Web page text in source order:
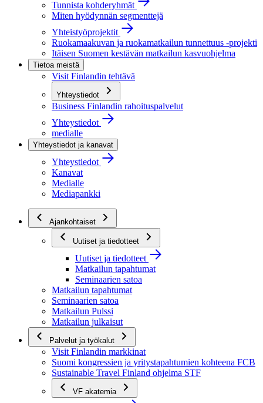
Tunnista kohderyhmät
Miten hyödynnän segmenttejä
Yhteistyöprojektit
Ruokamaakuvan ja ruokamatkailun tunnettuus -projekti
Itäisen Suomen kestävän matkailun kasvuohjelma
Tietoa meistä
Visit Finlandin tehtävä
Yhteystiedot
Business Finlandin rahoituspalvelut
Yhteystiedot
medialle
Yhteystiedot ja kanavat
Yhteystiedot
Kanavat
Medialle
Mediapankki
Ajankohtaiset
Uutiset ja tiedotteet
Uutiset ja tiedotteet
Matkailun tapahtumat
Seminaarien satoa
Matkailun tapahtumat
Seminaarien satoa
Matkailun Pulssi
Matkailun julkaisut
Palvelut ja työkalut
Visit Finlandin markkinat
Suomi kongressien ja yritystapahtumien kohteena FCB
Sustainable Travel Finland ohjelma STF
VF akatemia